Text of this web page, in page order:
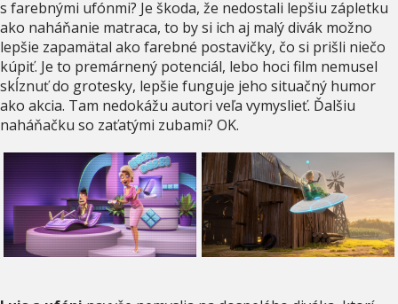
s farebnými ufónmi? Je škoda, že nedostali lepšiu zápletku
ako naháňanie matraca, to by si ich aj malý divák možno
lepšie zapamätal ako farebné postavičky, čo si prišli niečo
kúpiť. Je to premárnený potenciál, lebo hoci film nemusel
skĺznuť do grotesky, lepšie funguje jeho situačný humor
ako akcia. Tam nedokážu autori veľa vymyslieť. Ďalšiu
naháňačku so zaťatými zubami? OK.